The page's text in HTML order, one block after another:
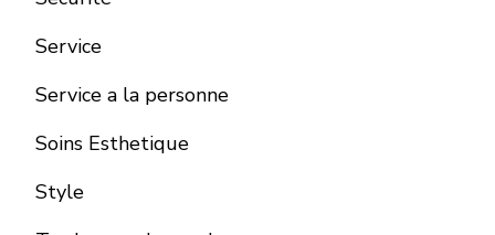
Service
Service a la personne
Soins Esthetique
Style